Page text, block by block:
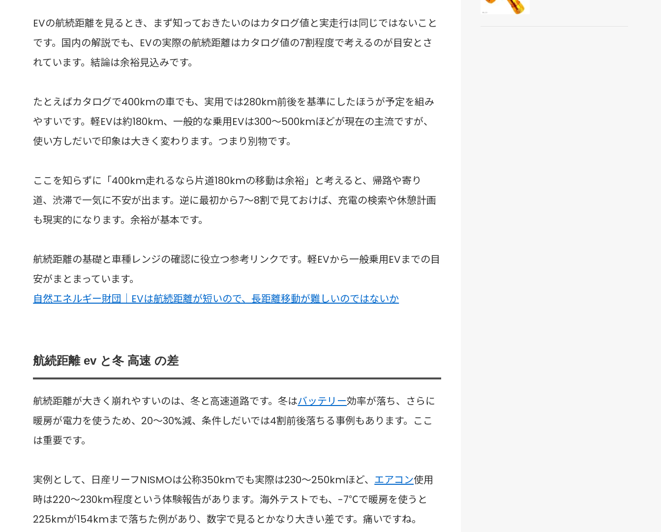
EVの航続距離を見るとき、まず知っておきたいのはカタログ値と実走行は同じではないこと
です。国内の解説でも、EVの実際の航続距離はカタログ値の7割程度で考えるのが目安とさ
れています。結論は余裕見込みです。
たとえばカタログで400kmの車でも、実用では280km前後を基準にしたほうが予定を組み
やすいです。軽EVは約180km、一般的な乗用EVは300〜500kmほどが現在の主流ですが、
使い方しだいで印象は大きく変わります。つまり別物です。
ここを知らずに「400km走れるなら片道180kmの移動は余裕」と考えると、帰路や寄り
道、渋滞で一気に不安が出ます。逆に最初から7〜8割で見ておけば、充電の検索や休憩計画
も現実的になります。余裕が基本です。
航続距離の基礎と車種レンジの確認に役立つ参考リンクです。軽EVから一般乗用EVまでの目
安がまとまっています。
自然エネルギー財団｜EVは航続距離が短いので、長距離移動が難しいのではないか
航続距離 ev と冬 高速 の差
航続距離が大きく崩れやすいのは、冬と高速道路です。冬はバッテリー効率が落ち、さらに
暖房が電力を使うため、20〜30%減、条件しだいでは4割前後落ちる事例もあります。ここ
は重要です。
実例として、日産リーフNISMOは公称350kmでも実際は230〜250kmほど、 エアコン使用
時は220〜230km程度という体験報告があります。海外テストでも、-7℃で暖房を使うと
225kmが154kmまで落ちた例があり、数字で見るとかなり大きい差です。痛いですね。